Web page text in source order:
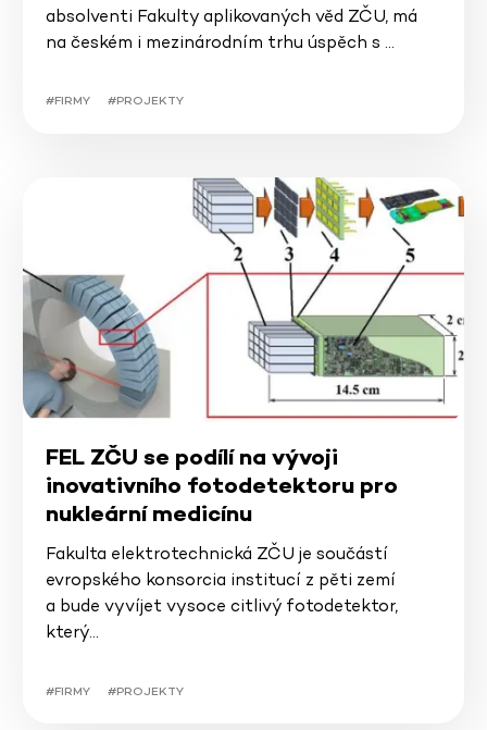
absolventi Fakulty aplikovaných věd ZČU, má
na českém i mezinárodním trhu úspěch s …
#FIRMY #PROJEKTY
FEL ZČU se podílí na vývoji
inovativního fotodetektoru pro
nukleární medicínu
Fakulta elektrotechnická ZČU je součástí
evropského konsorcia institucí z pěti zemí
a bude vyvíjet vysoce citlivý fotodetektor,
který…
#FIRMY #PROJEKTY